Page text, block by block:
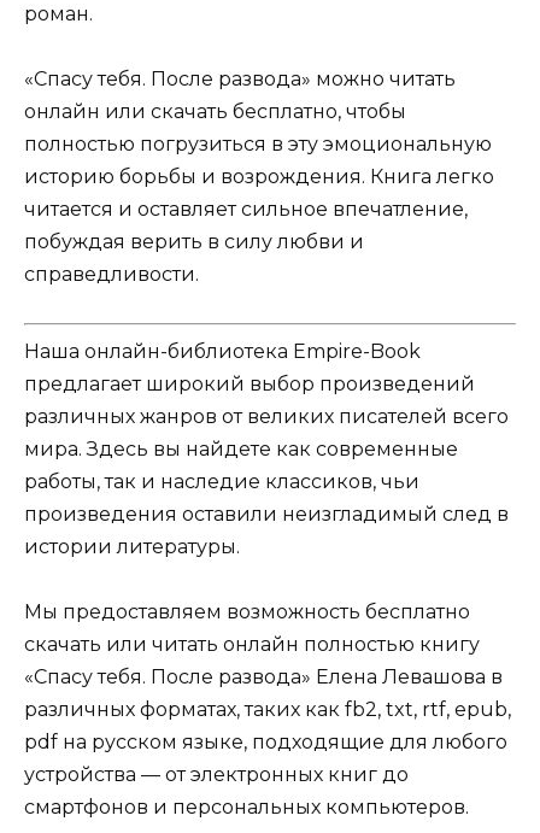
роман.
«Спасу тебя. После развода» можно читать
онлайн или скачать бесплатно, чтобы
полностью погрузиться в эту эмоциональную
историю борьбы и возрождения. Книга легко
читается и оставляет сильное впечатление,
побуждая верить в силу любви и
справедливости.
Наша онлайн-библиотека Empire-Book
предлагает широкий выбор произведений
различных жанров от великих писателей всего
мира. Здесь вы найдете как современные
работы, так и наследие классиков, чьи
произведения оставили неизгладимый след в
истории литературы.
Мы предоставляем возможность бесплатно
скачать или читать онлайн полностью книгу
«Спасу тебя. После развода» Елена Левашова в
различных форматах, таких как fb2, txt, rtf, epub,
pdf на русском языке, подходящие для любого
устройства — от электронных книг до
смартфонов и персональных компьютеров.